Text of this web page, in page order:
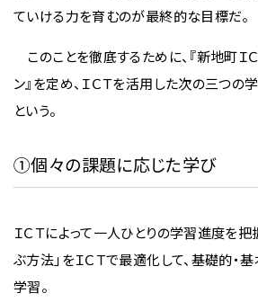
ていける力を育むのが最終的な目標だ。
このことを徹底するために、『新地町Ｉ
ン』を定め、ＩＣＴを活用した次の三つの
という。
①個々の課題に応じた学び
ＩＣＴによって一人ひとりの学習進度を把
ぶ方法」をＩＣＴで最適化して、基礎的・
学習。